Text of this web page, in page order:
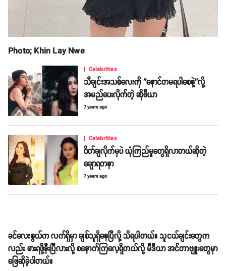
Photo; Khin Lay Nwe
Celebrities
သီချင်းအသစ်လေးကို ''နောင်တမရပါစေနဲ့''လို့
အမည်ပေးလိုက်တဲ့ ဆိုဖီယာ
7 years ago
Celebrities
ဝိတ်ချလိုက်မှပဲ ယုံကြည်မှုတွေရှိလာတယ်ဆိုတဲ့
ချောရတနာ
7 years ago
ခင်လေးနွယ်က လက်ရှိမှာ ချစ်သူရှိနေပြီလို့ သိရပါတယ်။ သူငယ်ချင်းတွေက
လည်း စားရဖို့နီးပြီလားလို့ စနောက်ကြလေ့ရှိတယ်လို့ မီဒီယာ အင်တာဗျူးတွေမှာ
ဖြေဆိုခဲ့ပါတယ်။